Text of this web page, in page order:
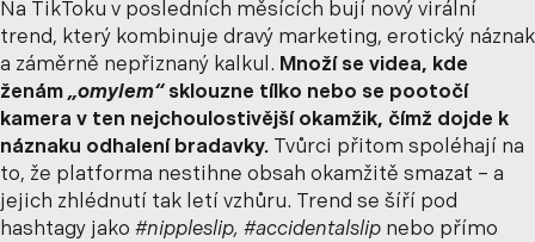
Na TikToku v posledních měsících bují nový virální
trend, který kombinuje dravý marketing, erotický náznak
a záměrně nepřiznaný kalkul. Množí se videa, kde
ženám „omylem“ sklouzne tílko nebo se pootočí
kamera v ten nejchoulostivější okamžik, čímž dojde k
náznaku odhalení bradavky. Tvůrci přitom spoléhají na
to, že platforma nestihne obsah okamžitě smazat – a
jejich zhlédnutí tak letí vzhůru. Trend se šíří pod
hashtagy jako #nippleslip, #accidentalslip nebo přímo